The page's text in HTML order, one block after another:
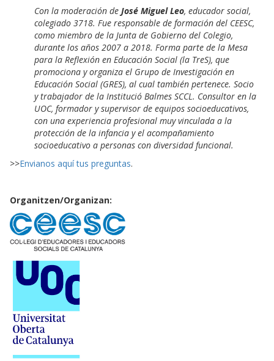
Con la moderación deJosé Miguel Leo, educador social,
colegiado 3718. Fue responsable de formación del CEESC,
como miembro de la Junta de Gobierno del Colegio,
durante los años 2007 a 2018. Forma parte de la Mesa
para la Reflexión en Educación Social (la TreS), que
promociona y organiza el Grupo de Investigación en
Educación Social (GRES), al cual también pertenece. Socio
y trabajador de la Institució Balmes SCCL. Consultor en la
UOC, formador y supervisor de equipos socioeducativos,
con una experiencia profesional muy vinculada a la
protección de la infancia y el acompañamiento
socioeducativo a personas con diversidad funcional.
>>Envianos aquí tus preguntas.
Organitzen/Organizan: